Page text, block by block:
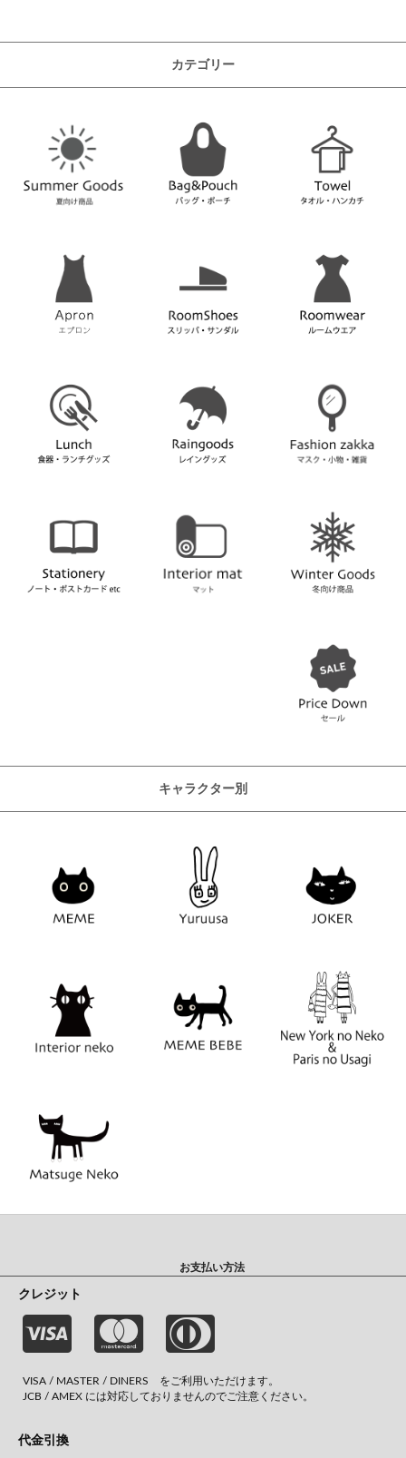
カテゴリー
キャラクター別
お支払い方法
クレジット
VISA / MASTER / DINERS をご利用いただけます。
JCB / AMEX には対応しておりませんのでご注意ください。
代金引換